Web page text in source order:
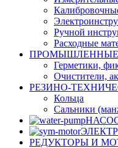
Ручной
Расходные
ПРОМЫШЛЕННЫЕ
Герметики,
Очистители,
РЕЗИНО-
Кольца
Сальники
РЕДУКТОРЫ И